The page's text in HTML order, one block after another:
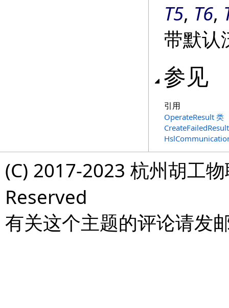
T5, T6,
带默认
参见
引用
OperateResult 类
(C) 2017-2023 杭州胡工
Reserved
有关这个主题的评论请发